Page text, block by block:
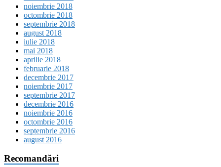
noiembrie 2018
octombrie 2018
septembrie 2018
august 2018
iulie 2018
mai 2018
aprilie 2018
februarie 2018
decembrie 2017
noiembrie 2017
septembrie 2017
decembrie 2016
noiembrie 2016
octombrie 2016
septembrie 2016
august 2016
Recomandări